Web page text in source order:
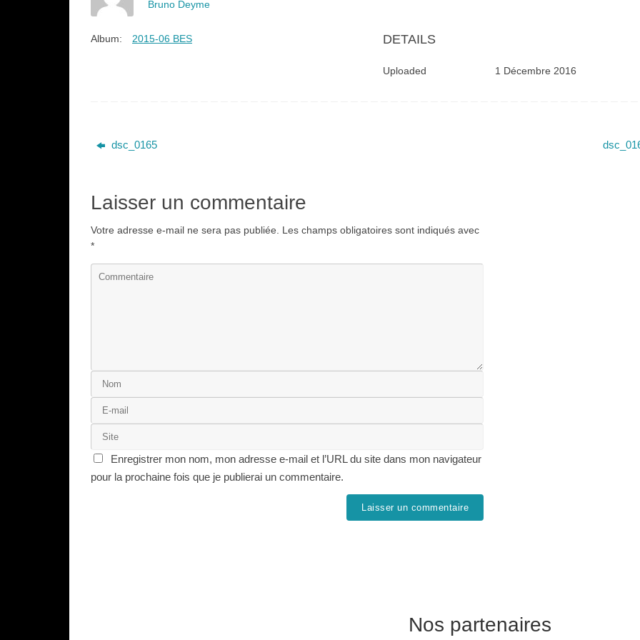
Bruno Deyme
Album: 2015-06 BES DETAILS
Uploaded 1 Décembre 2016
dsc_0165
Laisser un commentaire
Votre adresse e-mail ne sera pas publiée.
Les champs obligatoires sont indiqués avec
*
Enregistrer mon nom, mon adresse e-mail et l’URL du site dans mon navigateur
pour la prochaine fois que je publierai un commentaire.
Nos partenaires